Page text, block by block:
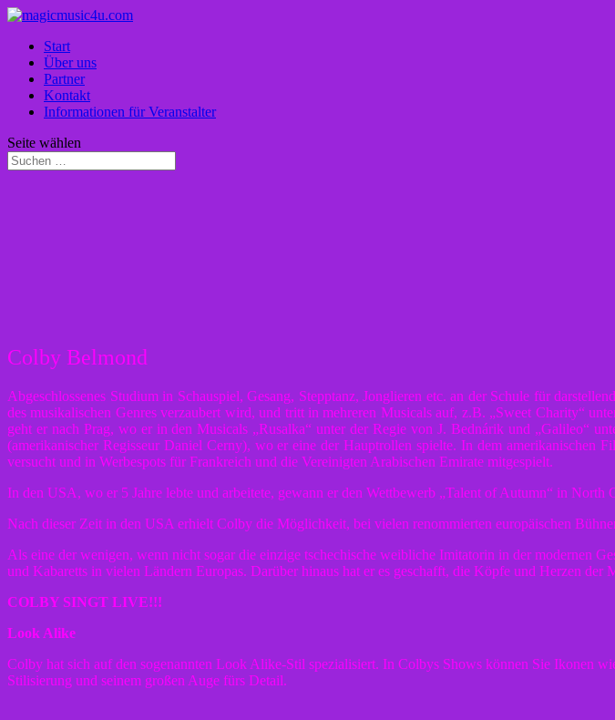
Start
Über uns
Partner
Kontakt
Informationen für Veranstalter
Seite wählen
Colby Belmond
Abgeschlossenes Studium in Schauspiel, Gesang, Stepptanz, Jonglieren etc. an der Schule für
des musikalischen Genres verzaubert wird, und tritt in mehreren Musicals auf, z.B. „Sweet Charity“
geht er nach Prag, wo er in den Musicals „Rusalka“ unter der Regie von J. Bednárik und „Galileo“
(amerikanischer Regisseur Daniel Cerny), wo er eine der Hauptrollen spielte. In dem
versucht und in Werbespots für Frankreich und die Vereinigten Arabischen Emirate mitgespielt.
In den USA, wo er 5 Jahre lebte und arbeitete, gewann er den Wettbewerb „Talent of Autumn“ in
Nach dieser Zeit in den USA erhielt Colby die Möglichkeit, bei vielen renommierten europäischen
Als eine der wenigen, wenn nicht sogar die einzige tschechische weibliche Imitatorin in der modernen
und Kabaretts in vielen Ländern Europas. Darüber hinaus hat er es geschafft, die Köpfe und Herzen der
COLBY SINGT LIVE!!!
Look Alike
Colby hat sich auf den sogenannten Look Alike-Stil spezialisiert. In Colbys Shows können Sie Ikonen
Stilisierung und seinem großen Auge fürs Detail.